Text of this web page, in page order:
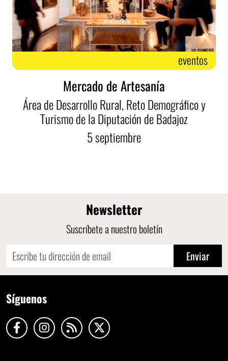
eventos
Mercado de Artesanía
Área de Desarrollo Rural, Reto Demográfico y
Turismo de la Diputación de Badajoz
5septiembre
Newsletter
Suscríbete a nuestro boletín
Enviar
Síguenos